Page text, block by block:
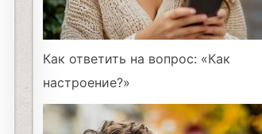
Как ответить на вопрос: «Как
настроение?»